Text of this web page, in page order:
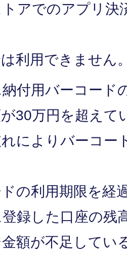
アでのアプリ決
利用できません
付用バーコード
30万円を超えて
によりバーコー
の利用期限を経
録した口座の残
額が不足してい